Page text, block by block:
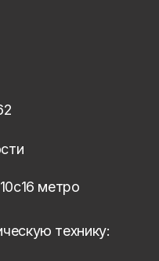
метро
технику: